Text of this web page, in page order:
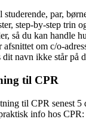
par,
step-by-step trin
så du kan handle
om c/o-
navn ikke står på
til CPR
til CPR senest 5
info hos CPR: